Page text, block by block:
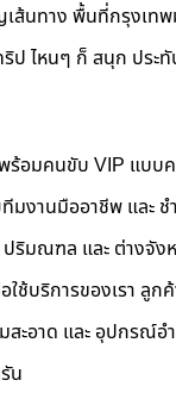
เส้นทาง พื้นที่กรุงเ
ป ไหนๆ ก็ สนุก ประทั
พร้อมคนขับ VIP แบบ
มงานมืออาชีพ และ
ริมณฑล และ ต่างจัง
ใช้บริการของเรา ลูก
สะอาด และ อุปกรณ์อ
น